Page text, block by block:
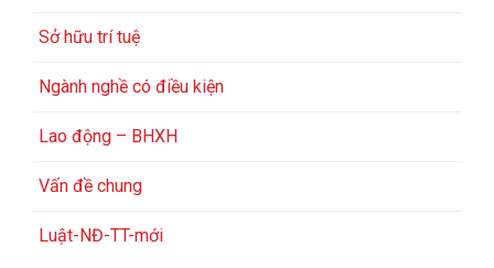
Sở hữu trí tuệ
Ngành nghề có điều kiện
Lao động – BHXH
Vấn đề chung
Luật-NĐ-TT-mới